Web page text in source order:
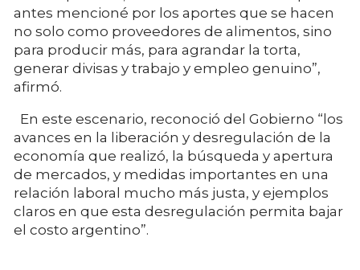
antes mencioné por los aportes que se hacen
no solo como proveedores de alimentos, sino
para producir más, para agrandar la torta,
generar divisas y trabajo y empleo genuino”,
afirmó.
En este escenario, reconoció del Gobierno “los
avances en la liberación y desregulación de la
economía que realizó, la búsqueda y apertura
de mercados, y medidas importantes en una
relación laboral mucho más justa, y ejemplos
claros en que esta desregulación permita bajar
el costo argentino”.